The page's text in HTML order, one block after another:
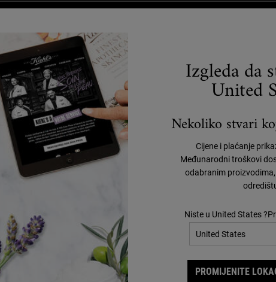
BESPLATNA
O KIEHL'SU
Naša povijest
Savjeti o njezi kože
Filantropija
Izgleda da
United
Nekoliko stvari
Cijene i plaćanje
Međunarodni troškovi
odabranim
Niste u United States
PROMIJENITE